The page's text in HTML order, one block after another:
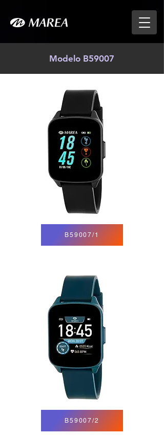
Modelo B59007
B59007/1
B59007/2